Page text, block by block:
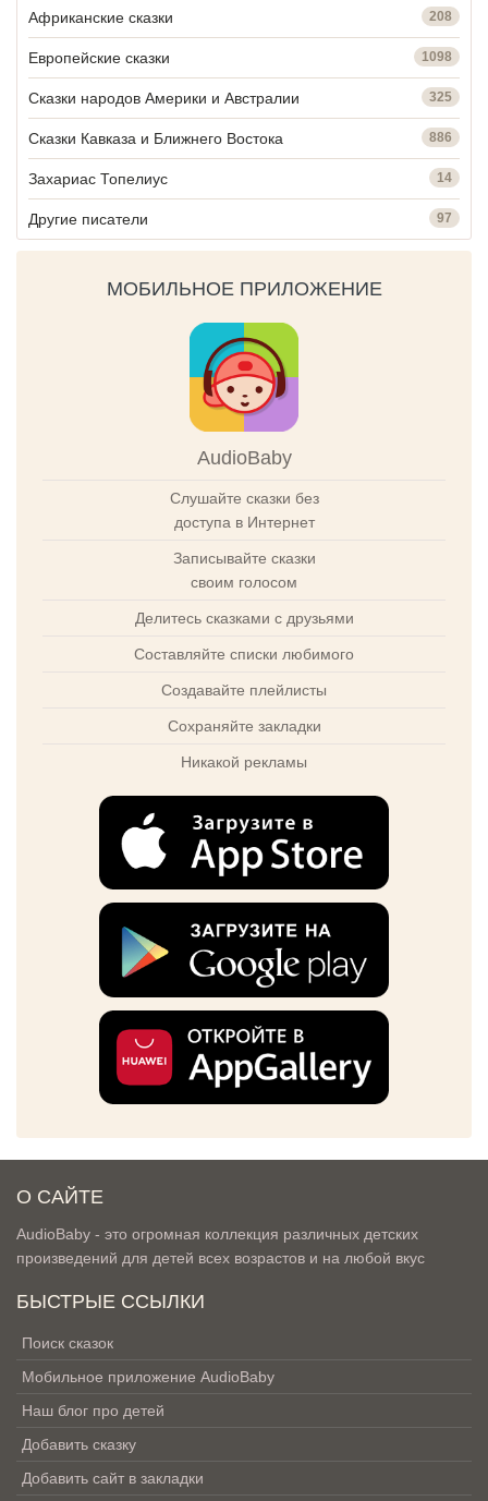
Африканские сказки 208
Европейские сказки 1098
Сказки народов Америки и Австралии 325
Сказки Кавказа и Ближнего Востока 886
Захариас Топелиус 14
Другие писатели 97
МОБИЛЬНОЕ ПРИЛОЖЕНИЕ
AudioBaby
Слушайте сказки без
доступа в Интернет
Записывайте сказки
своим голосом
Делитесь сказками с друзьями
Составляйте списки любимого
Создавайте плейлисты
Сохраняйте закладки
Никакой рекламы
О САЙТЕ
AudioBaby - это огромная коллекция различных детских
произведений для детей всех возрастов и на любой вкус
БЫСТРЫЕ ССЫЛКИ
Поиск сказок
Мобильное приложение AudioBaby
Наш блог про детей
Добавить сказку
Добавить сайт в закладки